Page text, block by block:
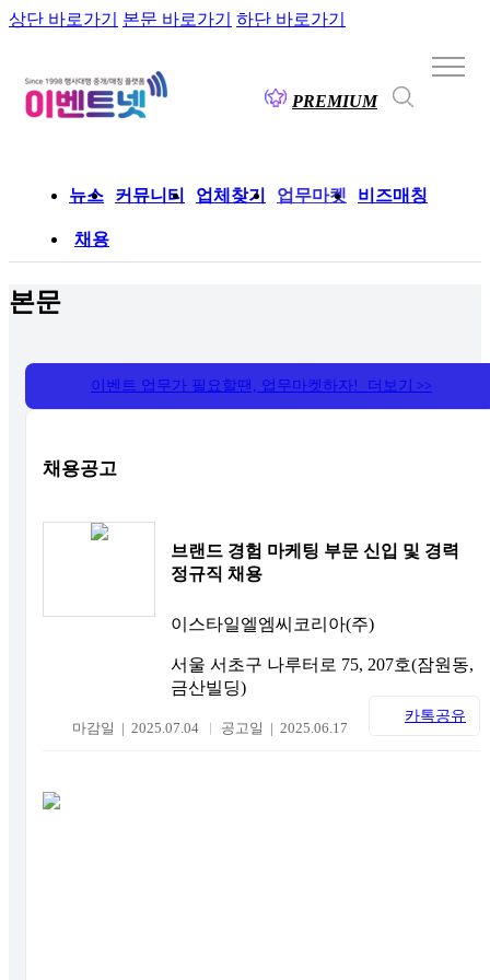
상단 바로가기 본문 바로가기 하단 바로가기
PREMIUM
뉴스 커뮤니티 업체찾기 업무마켓 비즈매칭
채용
본문
이벤트 업무가 필요할땐, 업무마켓하자! 더보기 >>
채용공고
브랜드 경험 마케팅 부문 신입 및 경력
정규직 채용
이스타일엘엠씨코리아(주)
서울 서초구 나루터로 75, 207호(잠원동,
금산빌딩)
마감일 | 2025.07.04 공고일 | 2025.06.17
카톡공유